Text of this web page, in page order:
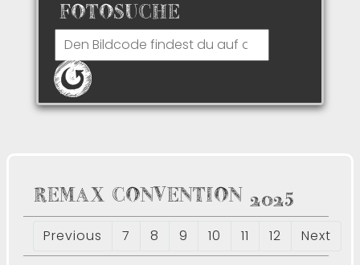
FOTOSUCHE
REMAX CONVENTION 2025
Previous 7 8 9 10 11 12 Next